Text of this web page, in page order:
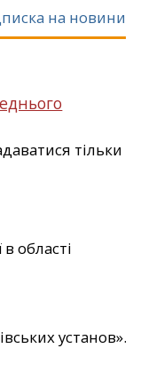
на новини
тільки
області
установ».